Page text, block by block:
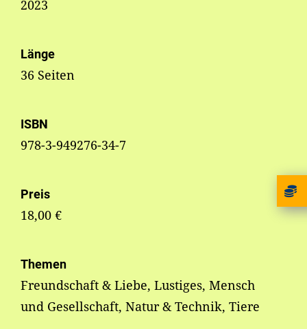
2023
Länge
36 Seiten
ISBN
978-3-949276-34-7
Preis
18,00 €
Themen
Freundschaft & Liebe, Lustiges, Mensch
und Gesellschaft, Natur & Technik, Tiere